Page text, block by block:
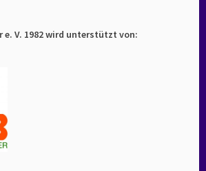
e. V. 1982 wird unterstützt von: